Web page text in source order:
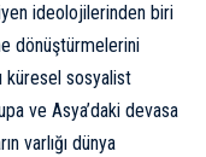
ideolojilerinden biri
dönüştürmelerini
küresel sosyalist
ve Asya’daki devasa
varlığı dünya